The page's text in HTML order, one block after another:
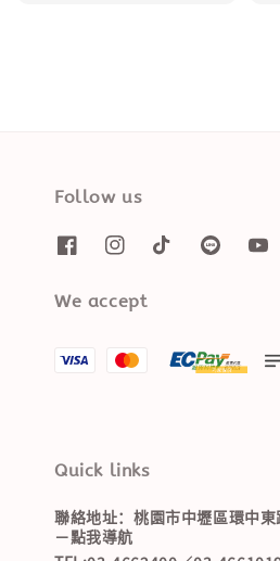
Follow us
We accept
Quick links
聯絡地址：桃園市中壢區環中
－點我導航